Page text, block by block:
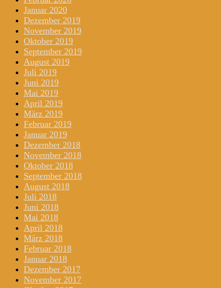
Januar 2020
Dezember 2019
November 2019
Oktober 2019
September 2019
August 2019
Juli 2019
Juni 2019
Mai 2019
April 2019
März 2019
Februar 2019
Januar 2019
Dezember 2018
November 2018
Oktober 2018
September 2018
August 2018
Juli 2018
Juni 2018
Mai 2018
April 2018
März 2018
Februar 2018
Januar 2018
Dezember 2017
November 2017